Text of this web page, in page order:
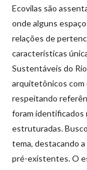
Ecovilas são
onde alguns
relações de
características
Sustentáveis do
arquitetônicos com
respeitando
foram identificados
estruturadas.
tema, destacando
pré-existentes. O